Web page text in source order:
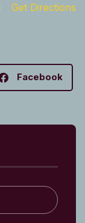
Get Directions
Facebook